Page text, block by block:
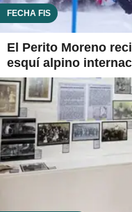
FECHA FIS
El Perito Moreno
esquí alpino